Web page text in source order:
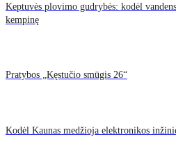
Keptuvės plovimo gudrybės: kodėl
kempinę
Pratybos „Kęstučio smūgis 26“
Kodėl Kaunas medžioja elektronikos